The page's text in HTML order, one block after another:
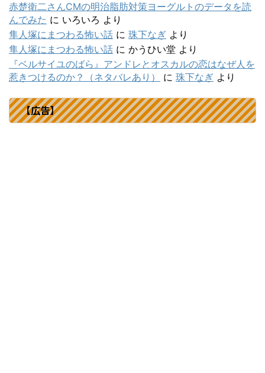
赤楚衛二さんCMの明治脂肪対策ヨーグルトのデータを読
んでみた に いろいろ より
隼人塚にまつわる怖い話 に 珠下なぎ より
隼人塚にまつわる怖い話 に かうひい堂 より
『ベルサイユのばら』アンドレとオスカルの恋はなぜ人を
惹きつけるのか？（ネタバレあり）
に 珠下なぎ より
【広告】